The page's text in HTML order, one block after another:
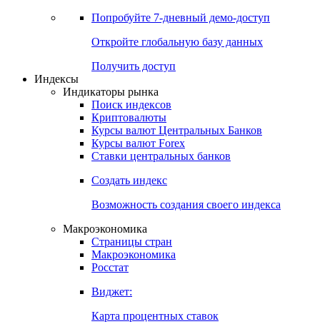
Попробуйте 7-дневный демо-доступ
Откройте глобальную базу данных
Получить доступ
Индексы
Индикаторы рынка
Поиск индексов
Криптовалюты
Курсы валют Центральных Банков
Курсы валют Forex
Ставки центральных банков
Создать индекс
Возможность создания своего индекса
Макроэкономика
Страницы стран
Макроэкономика
Росстат
Виджет:
Карта процентных ставок